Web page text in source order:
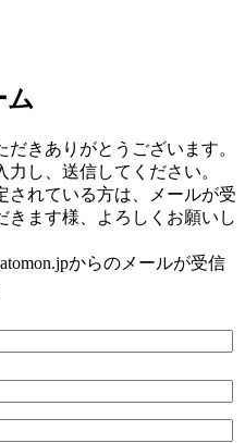
ム
きありがとうございます。
し、送信してください。
されている方は、メールが受
きます様、よろしくお願いし
からのメールが受信